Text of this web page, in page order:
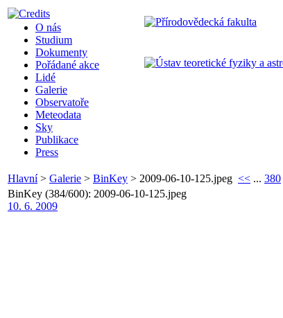
O nás
Studium
Dokumenty
Pořádané akce
Lidé
Galerie
Observatoře
Meteodata
Sky
Publikace
Press
Hlavní> Galerie > BinKey > 2009-06-10-125.jpeg << ... 380
BinKey (384/600): 2009-06-10-125.jpeg
10. 6. 2009